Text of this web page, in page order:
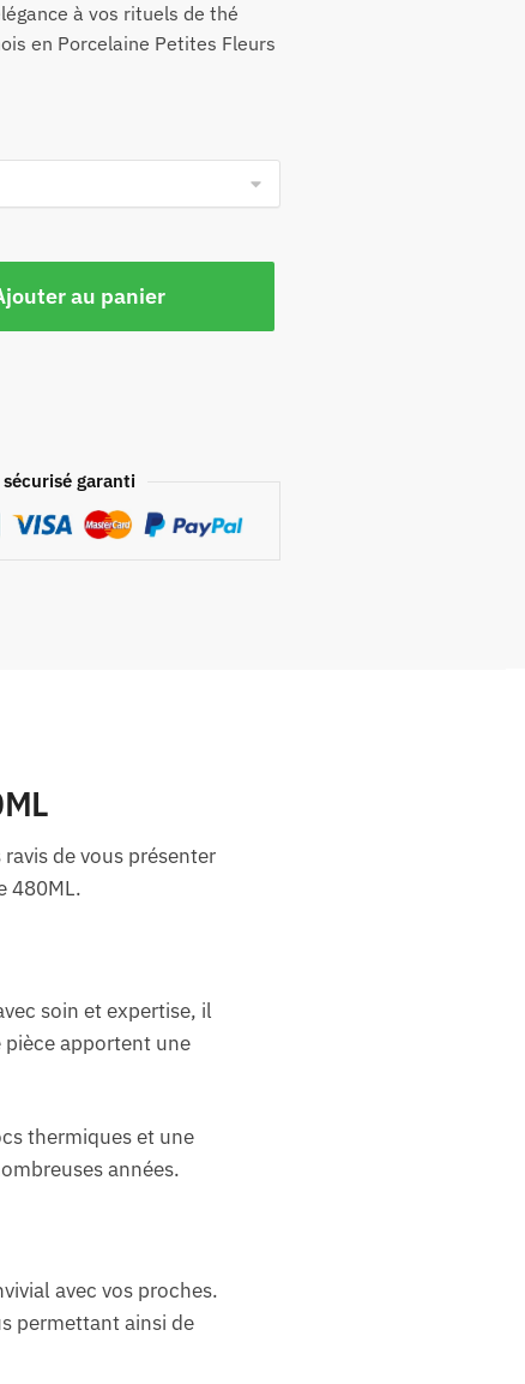
à vos rituels de thé
en Porcelaine Petites Fleurs
au panier
garanti
de vous présenter
480ML.
soin et expertise, il
apportent une
thermiques et une
années.
avec vos proches.
permettant ainsi de